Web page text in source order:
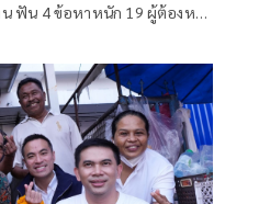
น ฟัน 4 ข้อหาหนัก 19 ผู้ต้องหา
ปสำนวนส่งอัยการสูงสุดภายใน